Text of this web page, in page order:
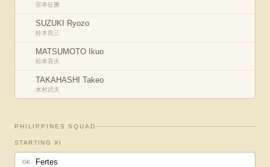
宮本征勝
SUZUKI Ryozo
鈴木良三
MATSUMOTO Ikuo
松本育夫
TAKAHASHI Takeo
木村武夫
PHILIPPINES SQUAD
STARTING XI
GK Fertes